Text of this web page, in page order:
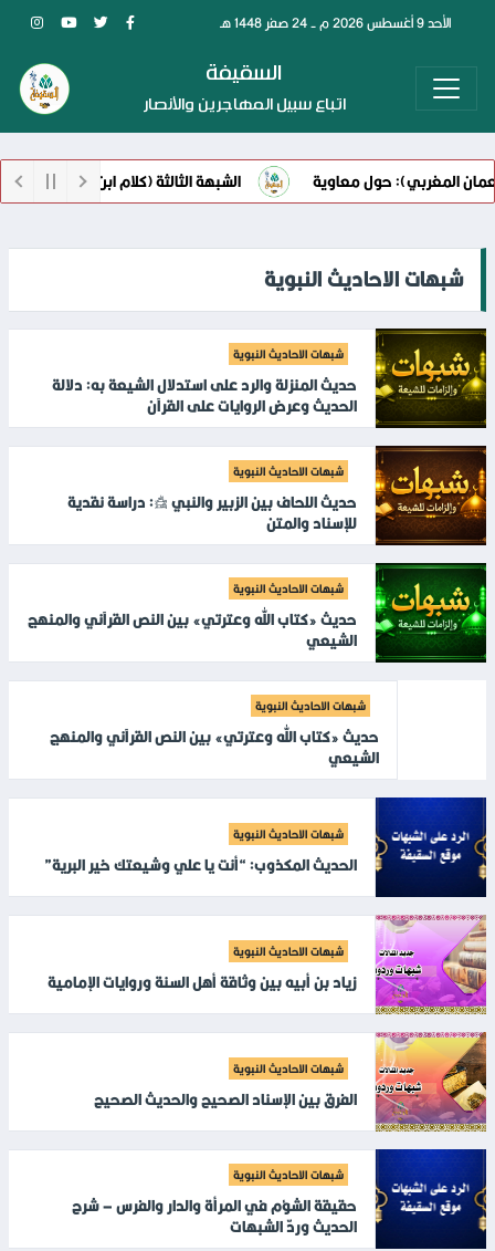
الأحد 9 أغسطس 2026 م - 24 صفر 1448 هـ
السقيفة
اتباع سبيل المهاجرين والأنصار
المغربي): حول معاوية الشبهة الثالثة (كلام ابن أبي الحديد) حول
شبهات الاحاديث النبوية
شبهات الاحاديث النبوية
حديث المنزلة والرد على استدلال الشيعة به: دلالة
الحديث وعرض الروايات على القرآن
شبهات الاحاديث النبوية
حديث اللحاف بين الزبير والنبي ﷺ: دراسة نقدية
للإسناد والمتن
شبهات الاحاديث النبوية
حديث «كتاب الله وعترتي» بين النص القرآني والمنهج
الشيعي
شبهات الاحاديث النبوية
حديث «كتاب الله وعترتي» بين النص القرآني والمنهج
الشيعي
شبهات الاحاديث النبوية
الحديث المكذوب: “أنت يا علي وشيعتك خير البرية”
شبهات الاحاديث النبوية
زياد بن أبيه بين وثاقة أهل السنة وروايات الإمامية
شبهات الاحاديث النبوية
الفرق بين الإسناد الصحيح والحديث الصحيح
شبهات الاحاديث النبوية
حقيقة الشؤم في المرأة والدار والفرس – شرح
الحديث وردّ الشبهات